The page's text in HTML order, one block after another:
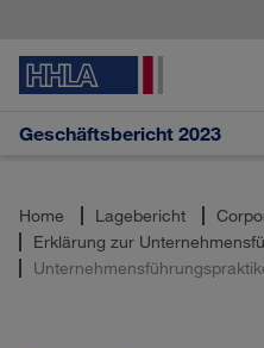
Geschäftsbericht 2023
Home Lagebericht
Erklärung zur